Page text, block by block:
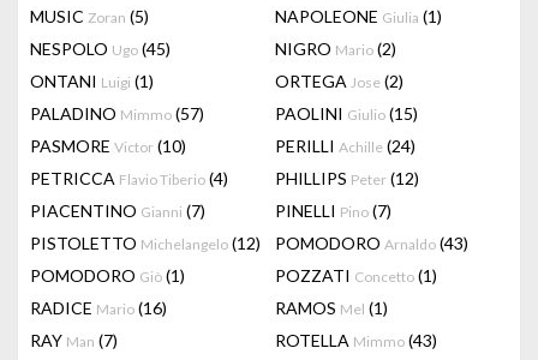
MUSIC Zoran (5) NAPOLEONE Giulia (1)
NESPOLO Ugo (45) NIGRO Mario (2)
ONTANI Luigi (1) ORTEGA Jose (2)
PALADINO Mimmo (57) PAOLINI Giulio (15)
PASMORE Victor (10) PERILLI Achille (24)
PETRICCA Flavio Tiberio (4) PHILLIPS Peter (12)
PIACENTINO Gianni (7) PINELLI Pino (7)
PISTOLETTO Michelangelo (12) POMODORO Arnaldo (43)
POMODORO Giò (1) POZZATI Concetto (1)
RADICE Mario (16) RAMOS Mel (1)
RAY Man (7) ROTELLA Mimmo (43)